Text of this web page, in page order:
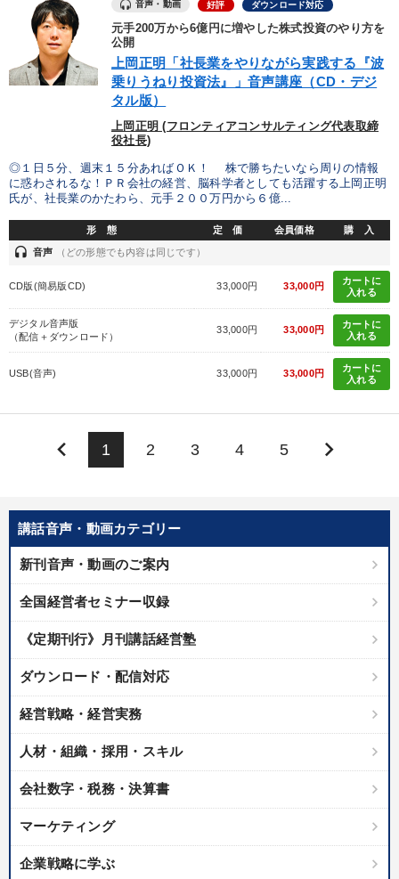
講話音声・動画カテゴリー
新刊音声・動画のご案内
全国経営者セミナー収録
《定期刊行》月刊講話経営塾
ダウンロード・配信対応
経営戦略・経営実務
人材・組織・採用・スキル
会社数字・税務・決算書
マーケティング
企業戦略に学ぶ
音声・動画 好評 ダウンロード対応
元手200万から6億円に増やした株式投資のやり方を
公開
上岡正明「社長業をやりながら実践する『波
乗りうねり投資法』」音声講座（CD・デジ
タル版）
上岡正明 (フロンティアコンサルティング代表取締
役社長)
◎１日５分、週末１５分あればＯＫ！ 株で勝ちたいなら周りの情報
に惑わされるな！ＰＲ会社の経営、脳科学者としても活躍する上岡正明
氏が、社長業のかたわら、元手２００万円から６億...
形 態 定 価 会員価格 購 入
headset 音声 （どの形態でも内容は同じです）
CD版(簡易版CD) 33,000円 33,000円
カートに
入れる
デジタル音声版
（配信＋ダウンロード）
33,000円 33,000円
カートに
入れる
USB(音声) 33,000円 33,000円
カートに
入れる
keyboard_arrow_left 1 2 3 4 5 keyboard_arrow_right